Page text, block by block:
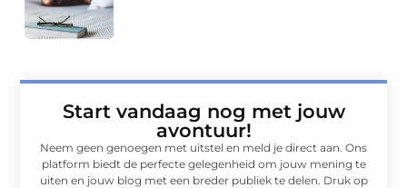
Start vandaag nog met jouw
avontuur!
Neem geen genoegen met uitstel en meld je direct aan. Ons
platform biedt de perfecte gelegenheid om jouw mening te
uiten en jouw blog met een breder publiek te delen. Druk op